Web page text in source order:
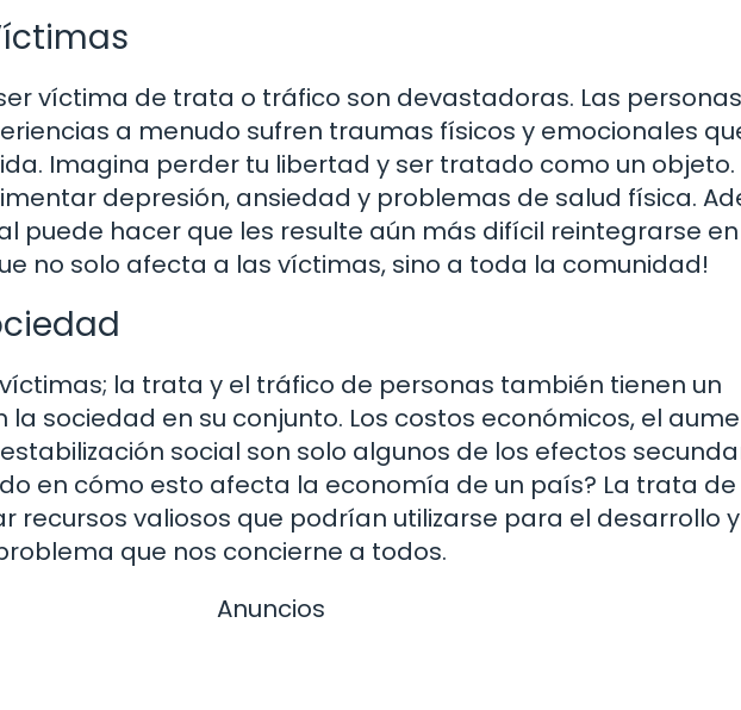
víctima de trata o tráfico son devastadoras. Las
a menudo sufren traumas físicos y emocionales
Imagina perder tu libertad y ser tratado como un objeto.
depresión, ansiedad y problemas de salud física.
puede hacer que les resulte aún más difícil reintegrarse
no solo afecta a las víctimas, sino a toda la comunidad!
la trata y el tráfico de personas también tienen un
sociedad en su conjunto. Los costos económicos, el
social son solo algunos de los efectos
en cómo esto afecta la economía de un país? La trata de
recursos valiosos que podrían utilizarse para el desarrollo
que nos concierne a todos.
Anuncios